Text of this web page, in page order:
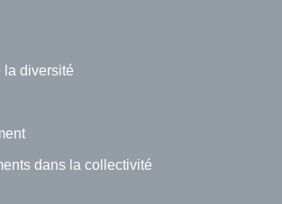
la diversité
dans la collectivité